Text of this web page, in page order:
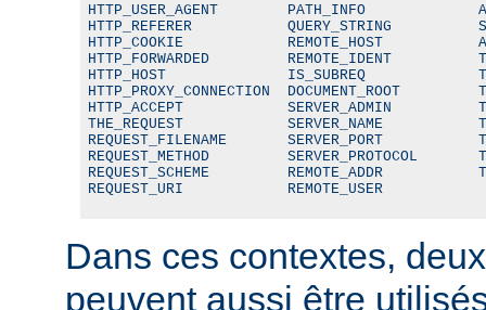
HTTP_USER_AGENT        PATH_INFO
HTTP_REFERER           QUERY_STRING
HTTP_COOKIE            REMOTE_HOST
HTTP_FORWARDED         REMOTE_IDENT
HTTP_HOST              IS_SUBREQ
HTTP_PROXY_CONNECTION  DOCUMENT_ROOT
HTTP_ACCEPT            SERVER_ADMIN
THE_REQUEST            SERVER_NAME
REQUEST_FILENAME       SERVER_PORT
REQUEST_METHOD         SERVER_PROTOCOL
REQUEST_SCHEME         REMOTE_ADDR
REQUEST_URI            REMOTE_USER
Dans ces contextes,
peuvent aussi être